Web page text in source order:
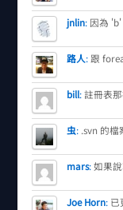
jnlin: 因為
路人: 跟
bill:註冊表
虫: .svn 的
mars:如果
Joe Horn: